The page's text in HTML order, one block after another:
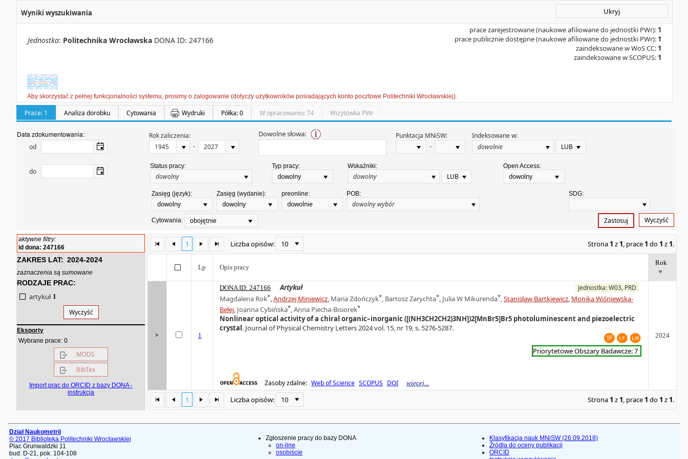
Wyniki wyszukiwania Ukryj
Jednostka: Politechnika Wrocławska DONA ID: 247166
prace zarejestrowane (naukowe afiliowane do jednostki PWr): 1
prace publicznie dostępne (naukowe afiliowane do jednostki PWr): 1
zaindeksowane w WoS CC: 1
zaindeksowane w SCOPUS: 1
Aby skorzystać z pełnej funkcjonalności systemu, prosimy o zalogowanie (dotyczy użytkowników posiadających konto pocztowe Politechniki Wrocławskiej).
Prace: 1 Analiza dorobku Cytowania Wydruki Półka: 0 W opracowaniu: 74 Wizytówka PWr
Data zdokumentowania:
od
Rok zaliczenia:
-
Dowolne słowa:
Punktacja MNiSW:
-
Indeksowane w:
LUB
do
Status pracy: Typ pracy:
dowolny
Wskaźniki:
LUB
Open Access:
dowolny
Zasięg (język):
dowolny
Zasięg (wydanie):
dowolny
preonline:
dowolnie
POB: SDG:
Cytowania: obojętnie Zastosuj Wyczyść
aktywne filtry:
id dona: 247166
ZAKRES LAT: 2024-2024
zaznaczenia są sumowane
RODZAJE PRAC:
artykuł 1
Wyczyść
Eksporty
Wybrane prace: 0
MODS
BibTex
Import prac do ORCID z bazy DONA -
instrukcja
1 Liczba opisów: 10 Strona 1 z 1, prace 1 do 1 z 1.
Lp Opis pracy
Rok
1 Liczba opisów: 10 Strona 1 z 1, prace 1 do 1 z 1.
1
DONA ID: 247166 Artykuł Jednostka: W03, PRD
Magdalena Rok*,Andrzej Miniewicz, Maria Zdończyk*, Bartosz Zarychta*, Julia W Mikurenda*,Stanisław Bartkiewicz, Monika Wiśniewska-
Bełej, Joanna Cybińska*,Anna Piecha-Bisiorek*
Nonlinear optical activity of a chiral organic–inorganic ([(NH3CH2CH2)3NH])2[MnBr5]Br5 photoluminescent and piezoelectric
crystal . Journal of Physical Chemistry Letters 2024 vol. 15, nr 19, s. 5276-5287.
Priorytetowe Obszary Badawcze: 7
Zasoby zdalne: Web of Science SCOPUS DOI więcej...
2024
Dział Naukometrii
© 2017 Biblioteka Politechniki Wrocławskiej
Plac Grunwaldzki 11
bud. D-21, pok. 104-108
Zgłoszenie pracy do bazy DONA
on-line
osobiście
Klasyfikacja nauk MNiSW (26.09.2018)
Źródła do oceny publikacji
ORCID